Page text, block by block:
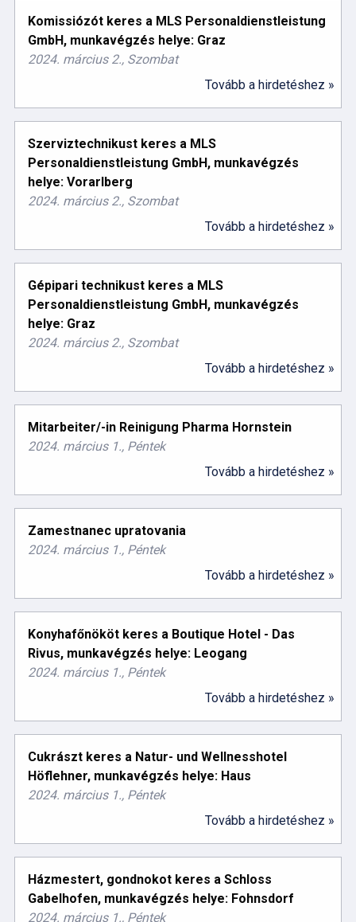
Komissiózót keres a MLS Personaldienstleistung
GmbH, munkavégzés helye: Graz
2024. március 2., Szombat
Tovább a hirdetéshez »
Szerviztechnikust keres a MLS
Personaldienstleistung GmbH, munkavégzés
helye: Vorarlberg
2024. március 2., Szombat
Tovább a hirdetéshez »
Gépipari technikust keres a MLS
Personaldienstleistung GmbH, munkavégzés
helye: Graz
2024. március 2., Szombat
Tovább a hirdetéshez »
Mitarbeiter/-in Reinigung Pharma Hornstein
2024. március 1., Péntek
Tovább a hirdetéshez »
Zamestnanec upratovania
2024. március 1., Péntek
Tovább a hirdetéshez »
Konyhafőnököt keres a Boutique Hotel - Das
Rivus, munkavégzés helye: Leogang
2024. március 1., Péntek
Tovább a hirdetéshez »
Cukrászt keres a Natur- und Wellnesshotel
Höflehner, munkavégzés helye: Haus
2024. március 1., Péntek
Tovább a hirdetéshez »
Házmestert, gondnokot keres a Schloss
Gabelhofen, munkavégzés helye: Fohnsdorf
2024. március 1., Péntek